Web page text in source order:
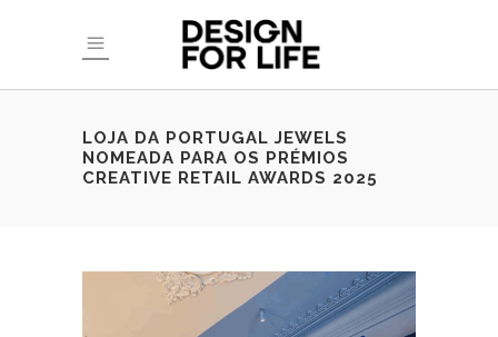
LOJA DA PORTUGAL JEWELS
NOMEADA PARA OS PRÉMIOS
CREATIVE RETAIL AWARDS 2025